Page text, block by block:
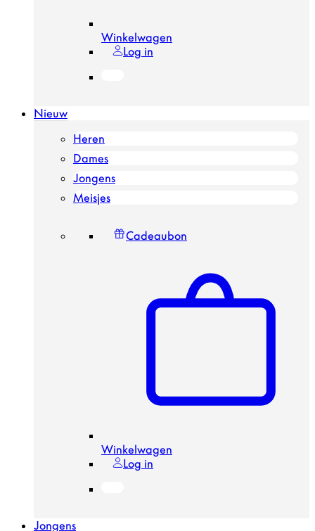
Winkelwagen
Log in
Nieuw
Heren
Dames
Jongens
Meisjes
Cadeaubon
Winkelwagen
Log in
Jongens